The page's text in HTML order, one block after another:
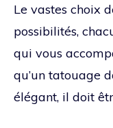
Le vastes choix
possibilités,
qui vous
qu’un tatouage
élégant, il doit